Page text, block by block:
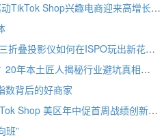
美区年中促近2倍增长！内容驱动TikTok Shop兴趣电商迎来高增长
投影仪开始“卷”户外！极哲ZIP三折叠投影仪如何在ISPO玩出新花样？
天津老房翻新怎么选装修公司？20年本土匠人揭秘行业避坑真相
数背后的好商家
刷新内容场、生意场纪录！TikTok Shop 美区年中促首周战绩创新高
班”